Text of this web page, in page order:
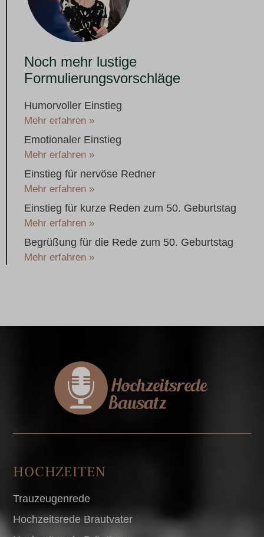
Noch mehr lustige
Formulierungsvorschläge
Humorvoller Einstieg
Mehr erfahren »
Emotionaler Einstieg
Mehr erfahren »
Einstieg für nervöse Redner
Mehr erfahren »
Einstieg für kurze Reden zum 50. Geburtstag
Mehr erfahren »
Begrüßung für die Rede zum 50. Geburtstag
Mehr erfahren »
HOCHZEITEN
Trauzeugenrede
Hochzeitsrede Brautvater